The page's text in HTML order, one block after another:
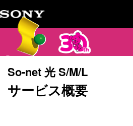
So-net 光 S/M/L
サービス概要